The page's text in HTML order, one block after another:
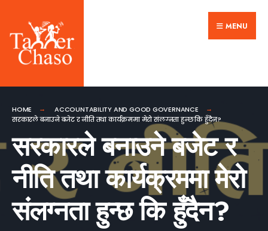
to
content
MENU
HOME
ACCOUNTABILITY AND GOOD GOVERNANCE
सरकारले बनाउने बजेट र नीति तथा कार्यक्रममा मेरो संलग्नता हुन्छ कि हुँदैन?
सरकारले बनाउने बजेट र
नीति तथा कार्यक्रममा मेरो
संलग्नता हुन्छ कि हुँदैन?
for: